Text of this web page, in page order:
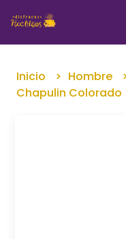
Inicio Hombre
Chapulin Colorado